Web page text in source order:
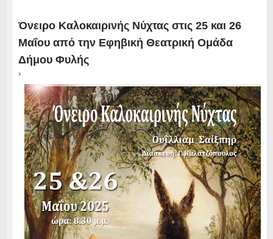
Όνειρο Καλοκαιρινής Νύχτας στις 25 και 26
Μαΐου από την Εφηβική Θεατρική Ομάδα
Δήμου Φυλής
›